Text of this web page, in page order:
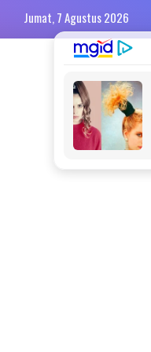
Jumat, 7 Agustus 2026